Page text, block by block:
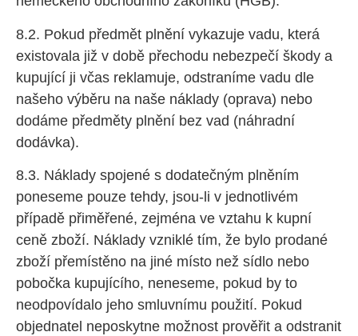
8.2. Pokud předmět plnění vykazuje vadu, která
existovala již v době přechodu nebezpečí škody a
kupující ji včas reklamuje, odstraníme vadu dle
našeho výběru na naše náklady (oprava) nebo
dodáme předměty plnění bez vad (náhradní
dodávka).
8.3. Náklady spojené s dodatečným plněním
poneseme pouze tehdy, jsou-li v jednotlivém
případě přiměřené, zejména ve vztahu k kupní
ceně zboží. Náklady vzniklé tím, že bylo prodané
zboží přemístěno na jiné místo než sídlo nebo
pobočka kupujícího, neneseme, pokud by to
neodpovídalo jeho smluvnímu použití. Pokud
objednatel neposkytne možnost prověřit a odstranit